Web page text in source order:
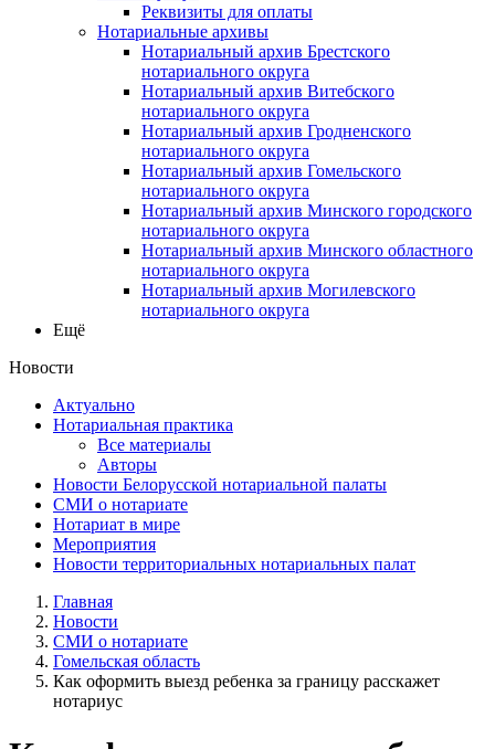
Реквизиты для оплаты
Нотариальные архивы
Нотариальный архив Брестского
нотариального округа
Нотариальный архив Витебского
нотариального округа
Нотариальный архив Гродненского
нотариального округа
Нотариальный архив Гомельского
нотариального округа
Нотариальный архив Минского городского
нотариального округа
Нотариальный архив Минского областного
нотариального округа
Нотариальный архив Могилевского
нотариального округа
Ещё
Новости
Актуально
Нотариальная практика
Все материалы
Авторы
Новости Белорусской нотариальной палаты
СМИ о нотариате
Нотариат в мире
Мероприятия
Новости территориальных нотариальных палат
Главная
Новости
СМИ о нотариате
Гомельская область
Как оформить выезд ребенка за границу расскажет
нотариус